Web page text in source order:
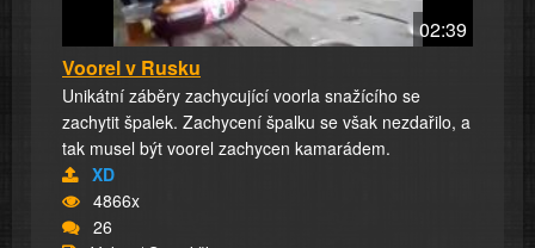
02:39
Voorel v Rusku
Unikátní záběry zachycující voorla snažícího se
zachytit špalek. Zachycení špalku se však nezdařilo, a
tak musel být voorel zachycen kamarádem.
XD
4866x
26